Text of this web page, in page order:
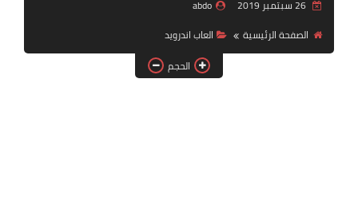
26 سبتمبر 2019
abdo
الصفحة الرئيسية
العاب اندرويد
الحجم